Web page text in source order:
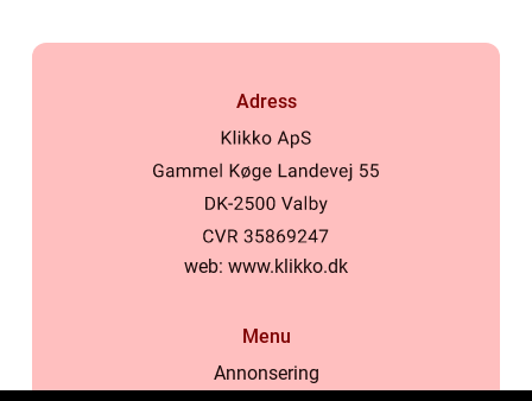
Adress
web: www.klikko.dk
Menu
Annonsering